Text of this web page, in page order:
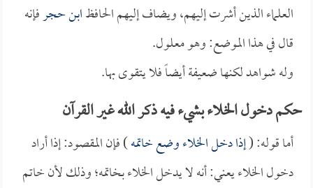
العلماء الذين أشرت إليهم، ويضاف إليهم الحافظابن حجرفإنه
قال في هذا الموضع: وهو معلول.
وله شواهد لكنها ضعيفة أيضاً فلا يتقوى بها.
حكم دخول الخلاء بشيء فيه ذكر الله غير القرآن
أما قوله: (إذا دخل الخلاء وضع خاتمه) فإن المقصود: إذا أراد
دخول الخلاء يعني: أنه لا يدخل الخلاء بخاتمه؛ وذلك لأن خاتم